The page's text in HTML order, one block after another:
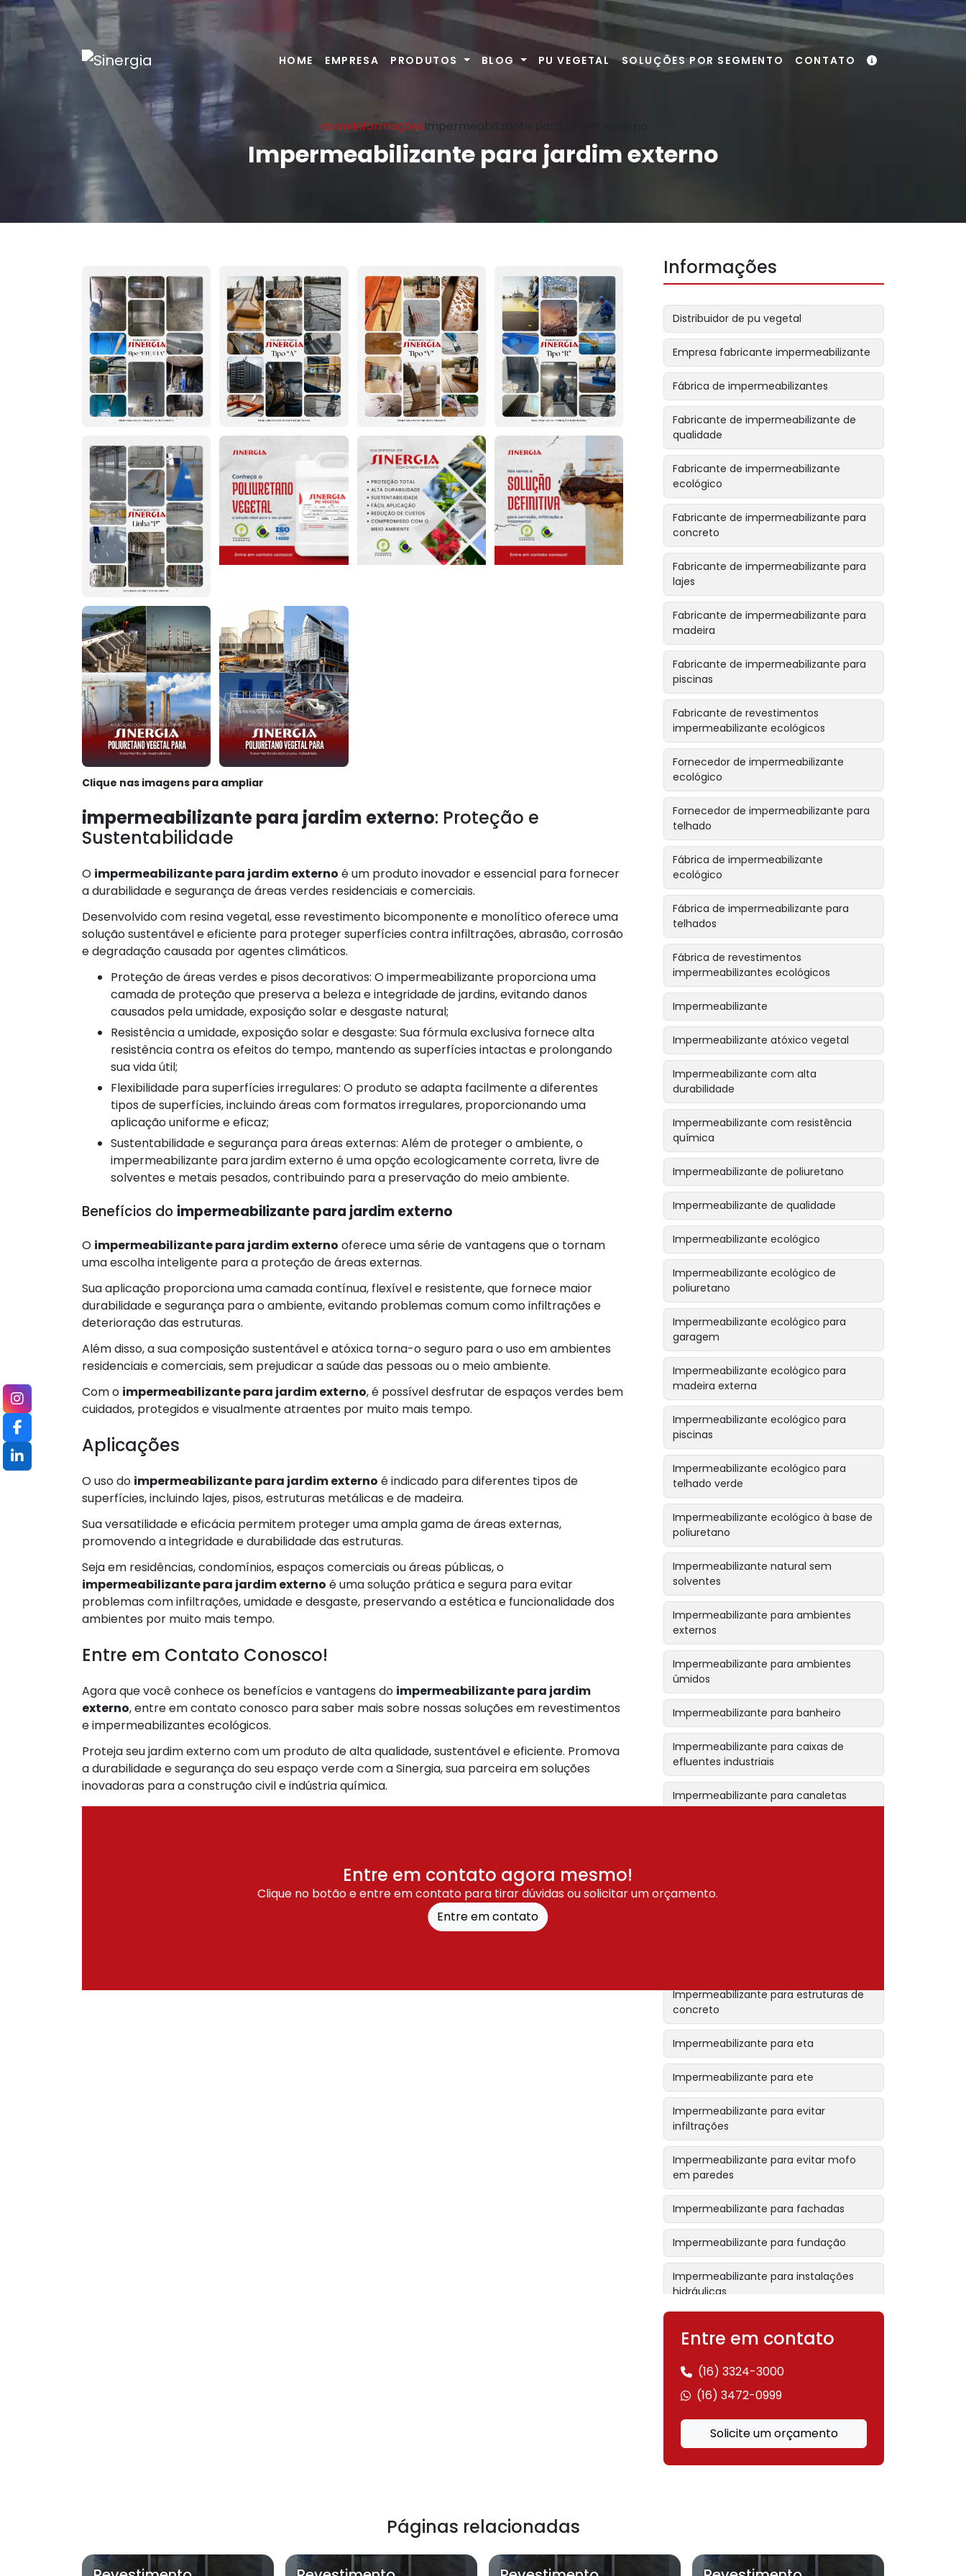
HOME EMPRESA PRODUTOS BLOG PU VEGETAL SOLUÇÕES POR SEGMENTO CONTATO
HomeInformaçõesImpermeabilizante para jardim externo
Impermeabilizante para jardim externo
Clique nas imagens para ampliar
impermeabilizante para jardim externo: Proteção e
Sustentabilidade
O impermeabilizante para jardim externo é um produto inovador e essencial para fornecer
a durabilidade e segurança de áreas verdes residenciais e comerciais.
Desenvolvido com resina vegetal, esse revestimento bicomponente e monolítico oferece uma
solução sustentável e eficiente para proteger superfícies contra infiltrações, abrasão, corrosão
e degradação causada por agentes climáticos.
Proteção de áreas verdes e pisos decorativos: O impermeabilizante proporciona uma
camada de proteção que preserva a beleza e integridade de jardins, evitando danos
causados pela umidade, exposição solar e desgaste natural;
Resistência a umidade, exposição solar e desgaste: Sua fórmula exclusiva fornece alta
resistência contra os efeitos do tempo, mantendo as superfícies intactas e prolongando
sua vida útil;
Flexibilidade para superfícies irregulares: O produto se adapta facilmente a diferentes
tipos de superfícies, incluindo áreas com formatos irregulares, proporcionando uma
aplicação uniforme e eficaz;
Sustentabilidade e segurança para áreas externas: Além de proteger o ambiente, o
impermeabilizante para jardim externo é uma opção ecologicamente correta, livre de
solventes e metais pesados, contribuindo para a preservação do meio ambiente.
Benefícios do impermeabilizante para jardim externo
O impermeabilizante para jardim externo oferece uma série de vantagens que o tornam
uma escolha inteligente para a proteção de áreas externas.
Sua aplicação proporciona uma camada contínua, flexível e resistente, que fornece maior
durabilidade e segurança para o ambiente, evitando problemas comum como infiltrações e
deterioração das estruturas.
Além disso, a sua composição sustentável e atóxica torna-o seguro para o uso em ambientes
residenciais e comerciais, sem prejudicar a saúde das pessoas ou o meio ambiente.
Com o impermeabilizante para jardim externo, é possível desfrutar de espaços verdes bem
cuidados, protegidos e visualmente atraentes por muito mais tempo.
Aplicações
O uso do impermeabilizante para jardim externo é indicado para diferentes tipos de
superfícies, incluindo lajes, pisos, estruturas metálicas e de madeira.
Sua versatilidade e eficácia permitem proteger uma ampla gama de áreas externas,
promovendo a integridade e durabilidade das estruturas.
Seja em residências, condomínios, espaços comerciais ou áreas públicas, o
impermeabilizante para jardim externo é uma solução prática e segura para evitar
problemas com infiltrações, umidade e desgaste, preservando a estética e funcionalidade dos
ambientes por muito mais tempo.
Entre em Contato Conosco!
Agora que você conhece os benefícios e vantagens do impermeabilizante para jardim
externo, entre em contato conosco para saber mais sobre nossas soluções em revestimentos
e impermeabilizantes ecológicos.
Proteja seu jardim externo com um produto de alta qualidade, sustentável e eficiente. Promova
a durabilidade e segurança do seu espaço verde com a Sinergia, sua parceira em soluções
inovadoras para a construção civil e indústria química.
Entre em contato agora mesmo!
Clique no botão e entre em contato para tirar dúvidas ou solicitar um orçamento.
Entre em contato
Informações
Distribuidor de pu vegetal
Empresa fabricante impermeabilizante
Fábrica de impermeabilizantes
Fabricante de impermeabilizante de
qualidade
Fabricante de impermeabilizante
ecológico
Fabricante de impermeabilizante para
concreto
Fabricante de impermeabilizante para
lajes
Fabricante de impermeabilizante para
madeira
Fabricante de impermeabilizante para
piscinas
Fabricante de revestimentos
impermeabilizante ecológicos
Fornecedor de impermeabilizante
ecológico
Fornecedor de impermeabilizante para
telhado
Fábrica de impermeabilizante
ecológico
Fábrica de impermeabilizante para
telhados
Fábrica de revestimentos
impermeabilizantes ecológicos
Impermeabilizante
Impermeabilizante atóxico vegetal
Impermeabilizante com alta
durabilidade
Impermeabilizante com resistência
química
Impermeabilizante de poliuretano
Impermeabilizante de qualidade
Impermeabilizante ecológico
Impermeabilizante ecológico de
poliuretano
Impermeabilizante ecológico para
garagem
Impermeabilizante ecológico para
madeira externa
Impermeabilizante ecológico para
piscinas
Impermeabilizante ecológico para
telhado verde
Impermeabilizante ecológico à base de
poliuretano
Impermeabilizante natural sem
solventes
Impermeabilizante para ambientes
externos
Impermeabilizante para ambientes
úmidos
Impermeabilizante para banheiro
Impermeabilizante para caixas de
efluentes industriais
Impermeabilizante para canaletas
Impermeabilizante para estruturas de
concreto
Impermeabilizante para eta
Impermeabilizante para ete
Impermeabilizante para evitar
infiltrações
Impermeabilizante para evitar mofo
em paredes
Impermeabilizante para fachadas
Impermeabilizante para fundação
Impermeabilizante para instalações
hidráulicas
Impermeabilizante para laje exposta
Impermeabilizante para lajes de
garagem
Entre em contato
(16) 3324-3000
(16) 3472-0999
Solicite um orçamento
Páginas relacionadas